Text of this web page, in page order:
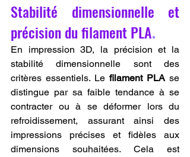
Stabilité dimensionnelle et
précision du filament PLA.
En impression 3D, la précision et la
stabilité dimensionnelle sont des
critères essentiels. Le filament PLA se
distingue par sa faible tendance à se
contracter ou à se déformer lors du
refroidissement, assurant ainsi des
impressions précises et fidèles aux
dimensions souhaitées. Cela est